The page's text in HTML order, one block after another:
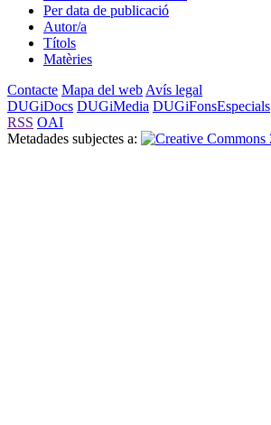
Per data de publicació
Autor/a
Títols
Matèries
Contacte Mapa del web Avís legal
DUGiDocs DUGiMedia DUGiFonsEspecials
RSS OAI
Metadades subjectes a: